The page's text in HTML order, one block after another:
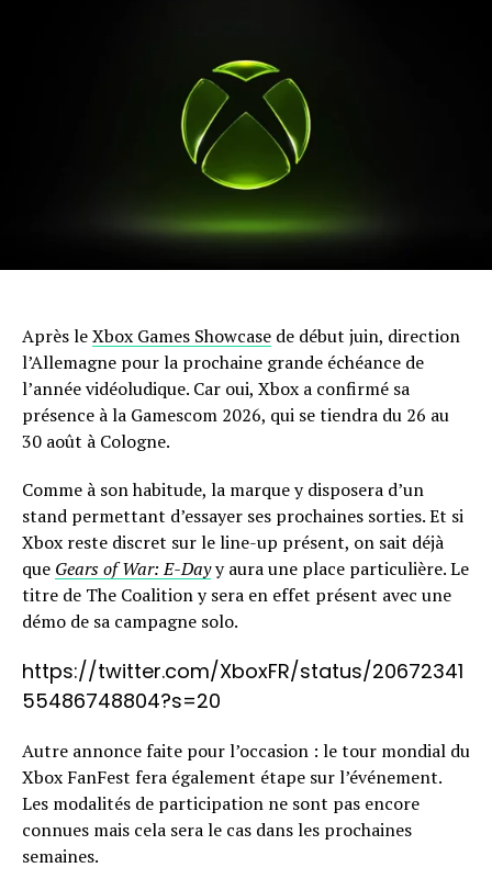
Après leXbox Games Showcase de début juin, direction
l’Allemagne pour la prochaine grande échéance de
l’année vidéoludique. Car oui, Xbox a confirmé sa
présence à la Gamescom 2026, qui se tiendra du 26 au
30 août à Cologne.
Comme à son habitude, la marque y disposera d’un
stand permettant d’essayer ses prochaines sorties. Et si
Xbox reste discret sur le line-up présent, on sait déjà
que Gears of War: E-Dayy aura une place particulière. Le
titre de The Coalition y sera en effet présent avec une
démo de sa campagne solo.
https://twitter.com/XboxFR/status/20672341
55486748804?s=20
Autre annonce faite pour l’occasion : le tour mondial du
Xbox FanFest fera également étape sur l’événement.
Les modalités de participation ne sont pas encore
connues mais cela sera le cas dans les prochaines
semaines.